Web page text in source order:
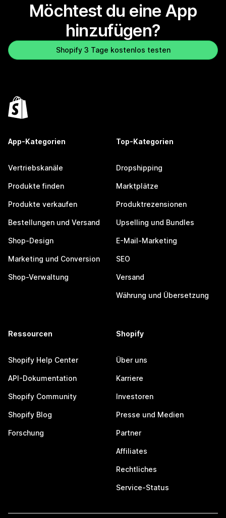
Möchtest du eine App
hinzufügen?
Shopify 3 Tage kostenlos testen
App-Kategorien
Vertriebskanäle
Produkte finden
Produkte verkaufen
Bestellungen und Versand
Shop-Design
Marketing und Conversion
Shop-Verwaltung
Top-Kategorien
Dropshipping
Marktplätze
Produktrezensionen
Upselling und Bundles
E-Mail-Marketing
SEO
Versand
Währung und Übersetzung
Ressourcen
Shopify Help Center
API-Dokumentation
Shopify Community
Shopify Blog
Forschung
Shopify
Über uns
Karriere
Investoren
Presse und Medien
Partner
Affiliates
Rechtliches
Service-Status